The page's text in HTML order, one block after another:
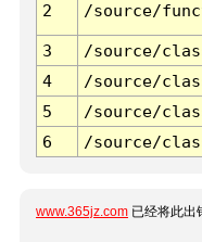
2 /source/
3 /source/
4
/source/
5
/source/
6
/source/
www.365jz.com 已经将此出